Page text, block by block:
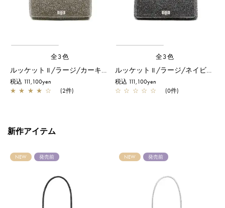
全3色
ルッケット II /ラージ/カーキシルバー
税込 111,100yen
★ ★ ★ ★ ☆ (2件)
全3色
ルッケット II /ラージ/ネイビーシルバー
税込 111,100yen
☆ ☆ ☆ ☆ ☆ (0件)
新作アイテム
NEW 発売前 NEW 発売前